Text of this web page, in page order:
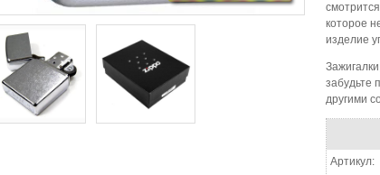
которое
изделие
забудьте
другими
Артикул: